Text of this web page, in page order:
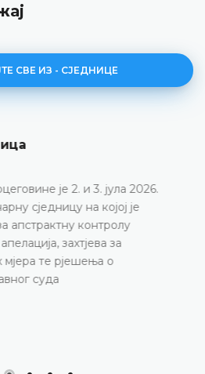
СВЕ ИЗ - СЈЕДНИЦЕ
сједнице
одржаће 172.
3. јула 2026. године